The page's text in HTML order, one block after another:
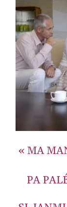
« MA
PA